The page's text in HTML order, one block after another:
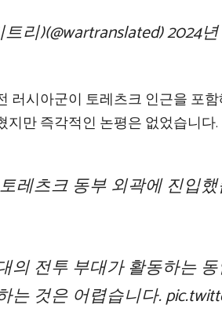
리)(@wartranslated)2024
러시아군이 토레츠크 인근을 포
만 즉각적인 논평은 없었습니다.
레츠크 동부 외곽에 진입
의 전투 부대가 활동하는
는 것은 어렵습니다.